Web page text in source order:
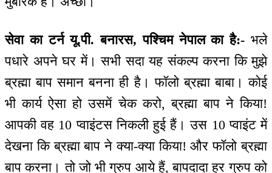
सेवा का टर्न यू.पी. बनारस, पश्चिम नेपाल का है:- भले
पधारे अपने घर में। सभी सदा यह संकल्प करना कि मुझे
ब्रह्मा बाप समान बनना ही है। फॉलो ब्रह्मा बाबा। कोई
भी कार्य ऐसा हो उसमें चेक करो, ब्रह्मा बाप ने किया!
आपकी वह 10 प्वाइंटस निकली हुई हैं। उस 10 प्वाइंट में
देखना कि ब्रह्मा बाप ने क्या-क्या किया! और फॉलो ब्रह्मा
बाप करना। तो जो भी ग्रुप आये हैं, बापदादा हर ग्रुप को